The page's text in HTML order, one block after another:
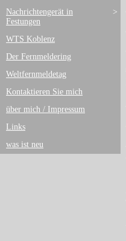
>
Nachrichtengerät in
Festungen
WTS Koblenz
Der Fernmeldering
Weltfernmeldetag
Kontaktieren Sie mich
über mich / Impressum
Links
was ist neu